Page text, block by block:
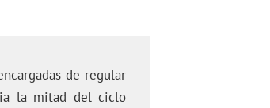
de regular
la mitad del ciclo